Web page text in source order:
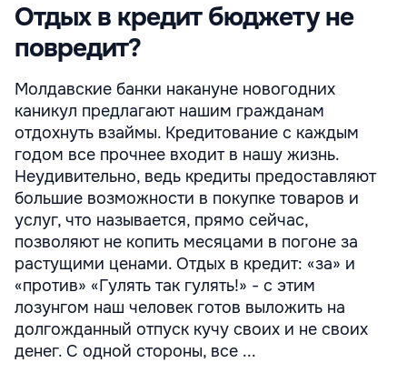
Отдых в кредит бюджету не
повредит?
Молдавские банки накануне новогодних
каникул предлагают нашим гражданам
отдохнуть взаймы. Кредитование с каждым
годом все прочнее входит в нашу жизнь.
Неудивительно, ведь кредиты предоставляют
большие возможности в покупке товаров и
услуг, что называется, прямо сейчас,
позволяют не копить месяцами в погоне за
растущими ценами. Отдых в кредит: «за» и
«против» «Гулять так гулять!» - с этим
лозунгом наш человек готов выложить на
долгожданный отпуск кучу своих и не своих
денег. С одной стороны, все ...